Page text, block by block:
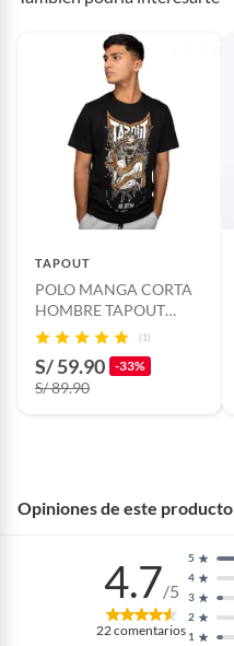
TAPOUT
POLO MANGA CORTA
HOMBRE TAPOUT
CHELIN
(1)
S/ 59.90 -33%
S/ 89.90
Opiniones de este producto
4.7/5
22comentarios 1
2
3
4
5